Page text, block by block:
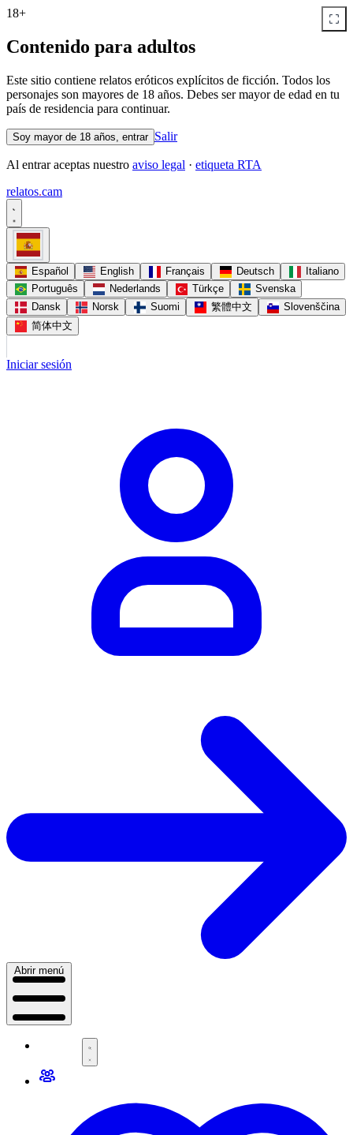
18+
Contenido para adultos
Este sitio contiene relatos eróticos explícitos de ficción. Todos los
personajes son mayores de 18 años. Debes ser mayor de edad en tu
país de residencia para continuar.
Soy mayor de 18 años, entrar Salir
Al entrar aceptas nuestro aviso legal · etiqueta RTA
relatos.cam
Español English Français Deutsch
Italiano
Português
Nederlands Türkçe
Svenska
Dansk
Norsk Suomi 繁體中文
Slovenščina
简体中文
Iniciar sesión
Abrir menú